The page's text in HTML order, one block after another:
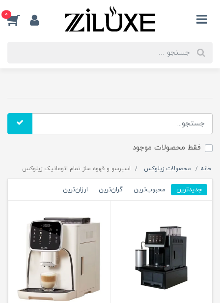
0
فقط محصولات موجود
خانه محصولات زیلوکس اسپرسو و قهوه ساز تمام اتوماتیک زیلوکس
جدیدترین محبوب‌ترین گران‌ترین ارزان‌ترین